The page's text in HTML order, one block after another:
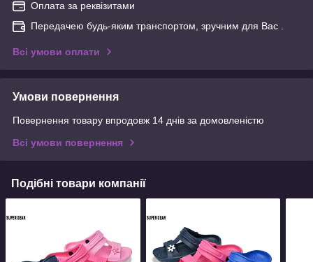
Оплата за реквізитами
Передачею будь-яким транспортом, зручним для Вас .
Всі умови оплати
Умови повернення
Повернення товару впродовж 14 днів за домовленістю
Всі умови повернення
Подібні товари компанії